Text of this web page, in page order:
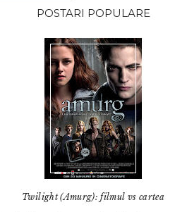
POSTARI POPULARE
Twilight (Amurg): filmul vs cartea